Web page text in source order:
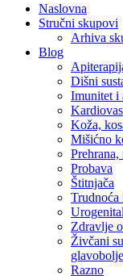
Naslovna
Stručni skupovi
Arhiva
Blog
Dišni
Imunitet i
Koža,
Mišićno
Prehrana,
Probava
Štitnjača
Trudnoća
Zdravlje
Živčani
glavobolje
Razno